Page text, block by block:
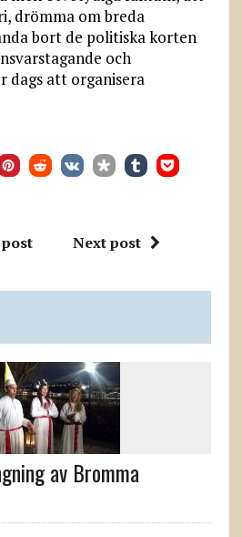
drömma om breda
bort de politiska korten
och
dags att organisera
Next post
av Bromma